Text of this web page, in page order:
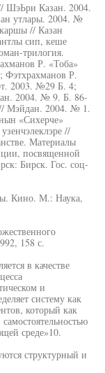
ШэЬри Казан. 2004.
утлары. 2004. №
// Казан
сип, кеше
трилогия.
Р. «Тоба»
Р.
2003. №29 Б. 4;
2004. № 9. Б. 86-
Мэйдан. 2004. № 1.
«Сихерче»
//
Материалы
посвященной
Бирск. Гос. соц-
Кино. М.: Наука,
158 с.
в качестве
и
систему как
который как
среде»10.
структурный и